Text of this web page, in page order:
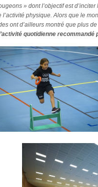
» dont l’objectif est
l’activité physique. Alors que le
ont d’ailleurs montré que plus de
quotidienne